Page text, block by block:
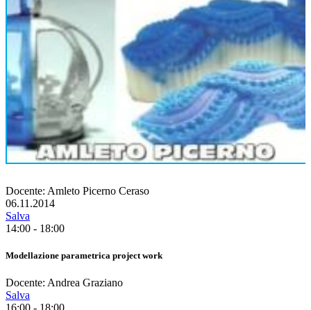
Docente: Amleto Picerno Ceraso
06.11.2014
Salva
14:00 - 18:00
Modellazione parametrica project work
Docente: Andrea Graziano
Salva